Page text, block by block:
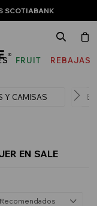
SCOTIABANK
FRUIT
THE
REBAJAS
Y CAMISAS
EN SALE
Recomendados